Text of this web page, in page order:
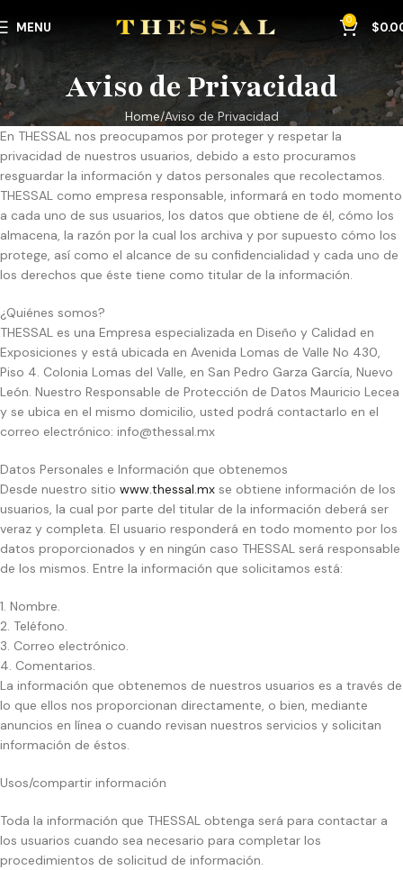
MENU 0 $
Aviso de Privacidad
Home Aviso de Privacidad
En THESSAL nos preocupamos por proteger y respetar la
privacidad de nuestros usuarios, debido a esto procuramos
resguardar la información y datos personales que recolectamos.
THESSAL como empresa responsable, informará en todo momento
a cada uno de sus usuarios, los datos que obtiene de él, cómo los
almacena, la razón por la cual los archiva y por supuesto cómo los
protege, así como el alcance de su confidencialidad y cada uno de
los derechos que éste tiene como titular de la información.
¿Quiénes somos?
THESSAL es una Empresa especializada en Diseño y Calidad en
Exposiciones y está ubicada en Avenida Lomas de Valle No 430,
Piso 4. Colonia Lomas del Valle, en San Pedro Garza García, Nuevo
León. Nuestro Responsable de Protección de Datos Mauricio Lecea
y se ubica en el mismo domicilio, usted podrá contactarlo en el
correo electrónico: info@thessal.mx
Datos Personales e Información que obtenemos
Desde nuestro sitio www.thessal.mx se obtiene información de los
usuarios, la cual por parte del titular de la información deberá ser
veraz y completa. El usuario responderá en todo momento por los
datos proporcionados y en ningún caso THESSAL será responsable
de los mismos. Entre la información que solicitamos está:
1. Nombre.
2. Teléfono.
3. Correo electrónico.
4. Comentarios.
La información que obtenemos de nuestros usuarios es a través de
lo que ellos nos proporcionan directamente, o bien, mediante
anuncios en línea o cuando revisan nuestros servicios y solicitan
información de éstos.
Usos/compartir información
Toda la información que THESSAL obtenga será para contactar a
los usuarios cuando sea necesario para completar los
procedimientos de solicitud de información.